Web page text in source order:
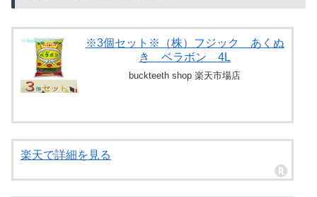
※3個セット※（株）フジック あくぬ
き ベラボン 4L
buckteeth shop 楽天市場店
楽天で詳細を見る